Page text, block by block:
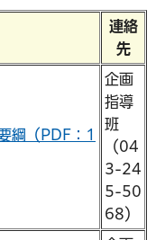
連絡
先
綱（PDF：1
企画
指導
班
（04
3-24
5-50
68）